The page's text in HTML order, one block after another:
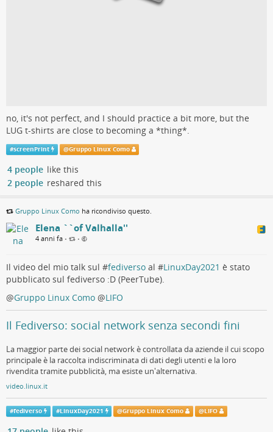
no, it's not perfect, and I should practice a bit more, but the
LUG t-shirts are close to becoming a *thing*.
#screenPrint @Gruppo Linux Como
4 people like this
2 people reshared this
Gruppo Linux Como ha ricondiviso questo.
Elena ``of Valhalla''
4 anni fa • •
Il video del mio talk sul #fediverso al #LinuxDay2021 è stato
pubblicato sul fediverso :D (PeerTube).
@Gruppo Linux Como @LIFO
Il Fediverso: social network senza secondi fini
La maggior parte dei social network è controllata da aziende il cui scopo
principale è la raccolta indiscriminata di dati degli utenti e la loro
rivendita tramite pubblicità, ma esiste un'alternativa.
video.linux.it
#fediverso #LinuxDay2021 @Gruppo Linux Como @LIFO